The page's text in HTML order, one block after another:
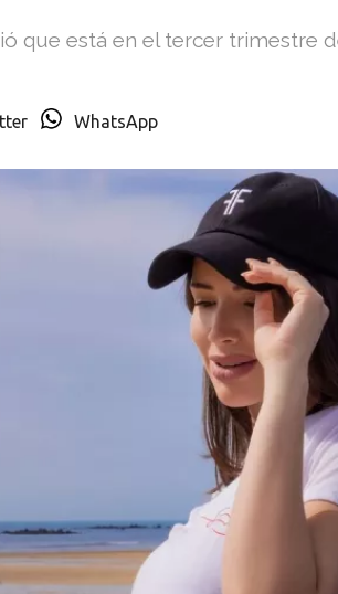
que está en el tercer trimestre
WhatsApp